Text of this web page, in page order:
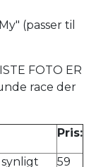
(passer til
FOTO ER
race der
Pris:
synligt 59